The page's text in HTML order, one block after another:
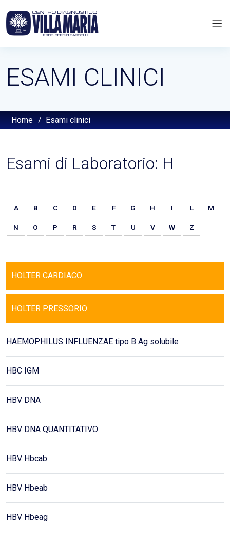
ESAMI CLINICI
Home / Esami clinici
Esami di Laboratorio: H
A B C D E F G H I L M
N O P R S T U V W Z
HOLTER CARDIACO
HOLTER PRESSORIO
HAEMOPHILUS INFLUENZAE tipo B Ag solubile
HBC IGM
HBV DNA
HBV DNA QUANTITATIVO
HBV Hbcab
HBV Hbeab
HBV Hbeag